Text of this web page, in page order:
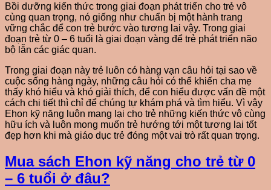
Bồi dưỡng kiến thức trong giai đoạn phát triển cho trẻ vô
cùng quan trọng, nó giống như chuẩn bị một hành trang
vững chắc để con trẻ bước vào tương lai vậy. Trong giai
đoạn trẻ từ 0 – 6 tuổi là giai đoạn vàng để trẻ phát triển não
bộ lẫn các giác quan.
Trong giai đoạn này trẻ luôn có hàng vạn câu hỏi tại sao về
cuộc sống hàng ngày, những câu hỏi có thể khiến cha mẹ
thấy khó hiểu và khó giải thích, để con hiểu được vấn đề một
cách chi tiết thì chỉ để chúng tự khám phá và tìm hiểu. Vì vậy
Ehon kỹ năng luôn mang lại cho trẻ những kiến thức vô cùng
hữu ích và luôn mong muốn trẻ hướng tới một tương lai tốt
đẹp hơn khi mà giáo dục trẻ đóng một vai trò rất quan trọng.
Mua sách Ehon kỹ năng cho trẻ từ 0
– 6 tuổi ở đâu?